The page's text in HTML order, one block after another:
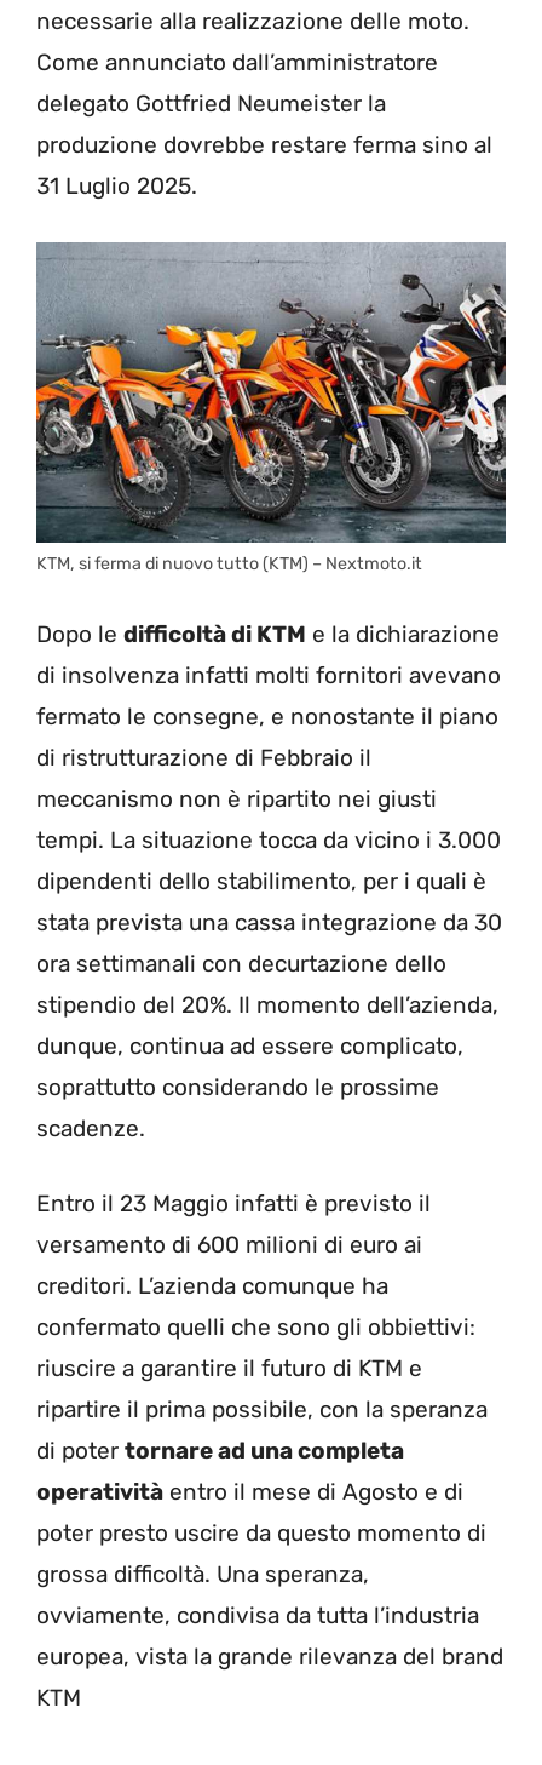
necessarie alla realizzazione delle moto.
Come annunciato dall’amministratore
delegato Gottfried Neumeister la
produzione dovrebbe restare ferma sino al
31 Luglio 2025.
KTM, si ferma di nuovo tutto (KTM) – Nextmoto.it
Dopo le difficoltà di KTM e la dichiarazione
di insolvenza infatti molti fornitori avevano
fermato le consegne, e nonostante il piano
di ristrutturazione di Febbraio il
meccanismo non è ripartito nei giusti
tempi. La situazione tocca da vicino i 3.000
dipendenti dello stabilimento, per i quali è
stata prevista una cassa integrazione da 30
ora settimanali con decurtazione dello
stipendio del 20%. Il momento dell’azienda,
dunque, continua ad essere complicato,
soprattutto considerando le prossime
scadenze.
Entro il 23 Maggio infatti è previsto il
versamento di 600 milioni di euro ai
creditori. L’azienda comunque ha
confermato quelli che sono gli obbiettivi:
riuscire a garantire il futuro di KTM e
ripartire il prima possibile, con la speranza
di poter tornare ad una completa
operatività entro il mese di Agosto e di
poter presto uscire da questo momento di
grossa difficoltà. Una speranza,
ovviamente, condivisa da tutta l’industria
europea, vista la grande rilevanza del brand
KTM